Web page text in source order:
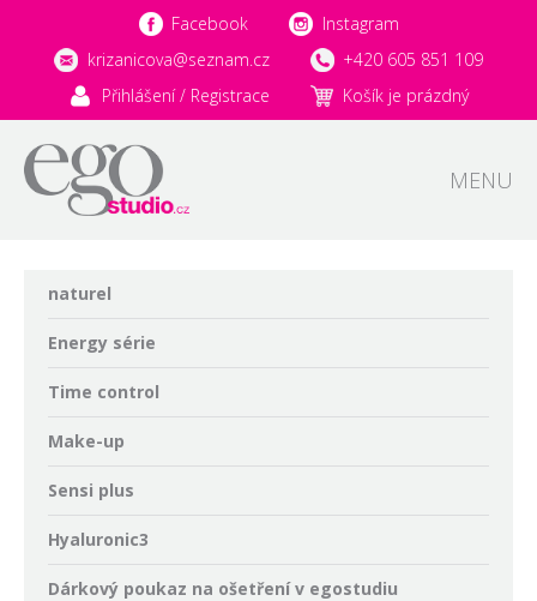
Facebook
Instagram
krizanicova@seznam.cz
+420 605 851 109
Přihlášení / Registrace
Košík je prázdný
MENU
naturel
Energy série
Time control
Make-up
Sensi plus
Hyaluronic3
Dárkový poukaz na ošetření v egostudiu